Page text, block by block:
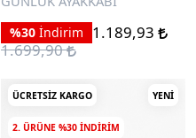
%30 İndirim
1.189,93
1.699,90
ÜCRETSIZ KARGO YENI
2. ÜRÜNE %30 INDIRIM